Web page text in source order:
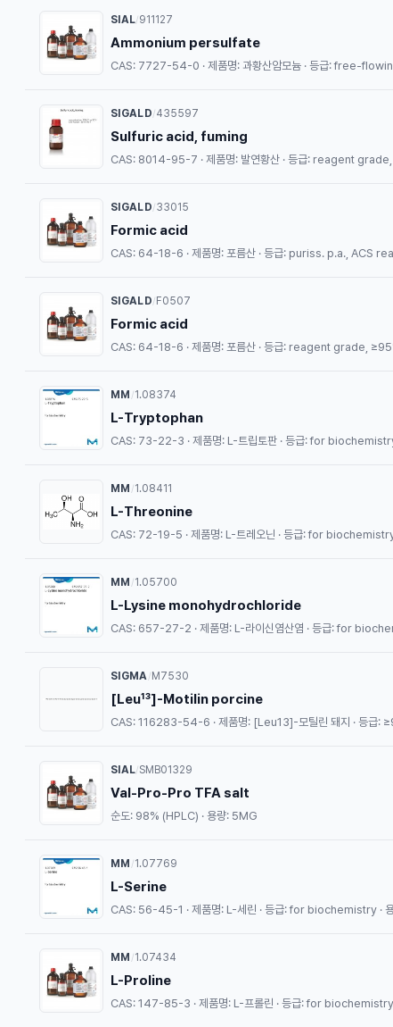
SIAL/911127
Ammonium persulfate
CAS: 7727-54-0 · 제품명: 과황산암모늄 · 등급: free-
SIGALD/435597
Sulfuric acid, fuming
CAS: 8014-95-7 · 제품명: 발연황산 · 등급: reagent
SIGALD/33015
Formic acid
CAS: 64-18-6 · 제품명: 포름산 · 등급: puriss. p.a., ACS
SIGALD/ F0507
Formic acid
CAS: 64-18-6 · 제품명: 포름산 · 등급: reagent grade,
MM /1.08374
L-Tryptophan
CAS: 73-22-3 · 제품명: L-트립토판 · 등급: for
MM /1.08411
L-Threonine
CAS: 72-19-5 · 제품명: L-트레오닌 · 등급: for
MM /1.05700
L-Lysine monohydrochloride
CAS: 657-27-2 · 제품명: L-라이신염산염 · 등급: for
SIGMA/ M7530
[Leu¹³]-Motilin porcine
CAS: 116283-54-6 · 제품명: [Leu13]-모틸린 돼지 · 등급:
SIAL/SMB01329
Val-Pro-Pro TFA salt
순도: 98% (HPLC) · 용량: 5MG
MM /1.07769
L-Serine
CAS: 56-45-1 · 제품명: L-세린 · 등급: for biochemistry ·
MM /1.07434
L-Proline
CAS: 147-85-3 · 제품명: L-프롤린 · 등급: for biochemistry